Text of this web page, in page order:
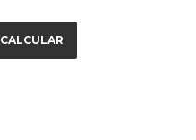
CALCULAR